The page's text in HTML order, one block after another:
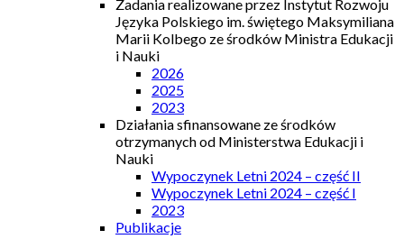
Zadania realizowane przez Instytut Rozwoju
Języka Polskiego im. świętego Maksymiliana
Marii Kolbego ze środków Ministra Edukacji
i Nauki
2026
2025
2023
Działania sfinansowane ze środków
otrzymanych od Ministerstwa Edukacji i
Nauki
Wypoczynek Letni 2024 – część II
Wypoczynek Letni 2024 – część I
2023
Publikacje